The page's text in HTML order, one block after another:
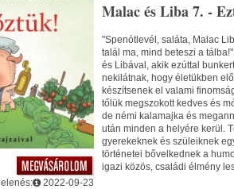
2022-09-23
Malac és Liba 7. -
"Spenótlevél, saláta, Malac
talál ma, mind beteszi a
és Libával, akik ezúttal
nekilátnak, hogy életükben
készítsenek el valami
tőlük megszokott kedves és
de némi kalamajka és
után minden a helyére kerül.
gyerekeknek és szüleiknek
történetei bővelkednek a
igazi közös, családi élmény